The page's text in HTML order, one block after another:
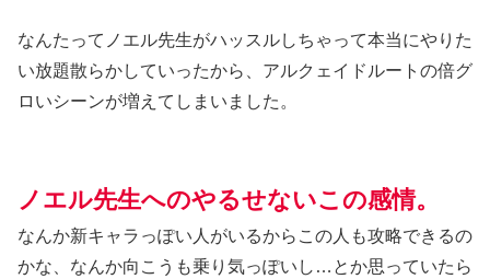
なんたってノエル先生がハッスルしちゃって本当にやりた
い放題散らかしていったから、アルクェイドルートの倍グ
ロいシーンが増えてしまいました。
ノエル先生へのやるせないこの感情。
なんか新キャラっぽい人がいるからこの人も攻略できるの
かな、なんか向こうも乗り気っぽいし…とか思っていたら